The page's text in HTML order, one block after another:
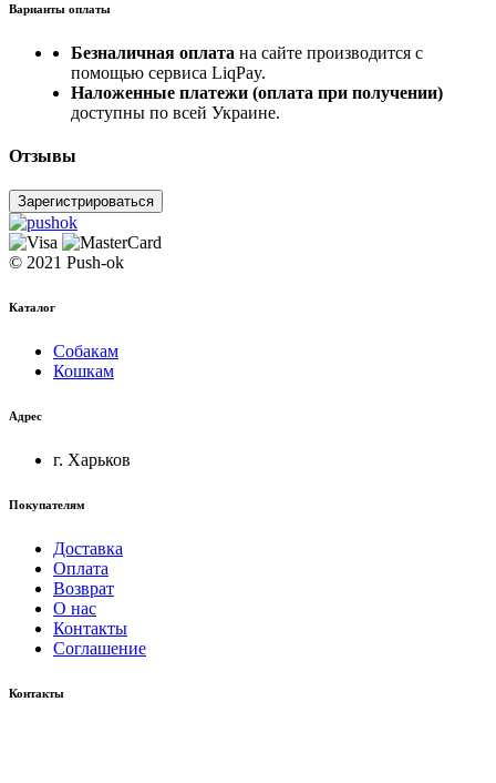
Варианты оплаты
Безналичная оплата на сайте производится с
помощью сервиса LiqPay.
Наложенные платежи (оплата при получении)
доступны по всей Украине.
Отзывы
Зарегистрироваться
© 2021 Push-ok
Каталог
Собакам
Кошкам
Адрес
г. Харьков
Покупателям
Доставка
Оплата
Возврат
О нас
Контакты
Соглашение
Контакты